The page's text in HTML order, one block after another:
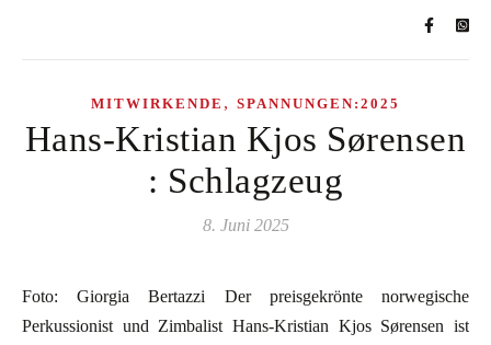
MITWIRKENDE , SPANNUNGEN:2025
Hans-Kristian Kjos Sørensen
: Schlagzeug
8. Juni 2025
Foto: Giorgia Bertazzi Der preisgekrönte norwegische
Perkussionist und Zimbalist Hans-Kristian Kjos Sørensen ist